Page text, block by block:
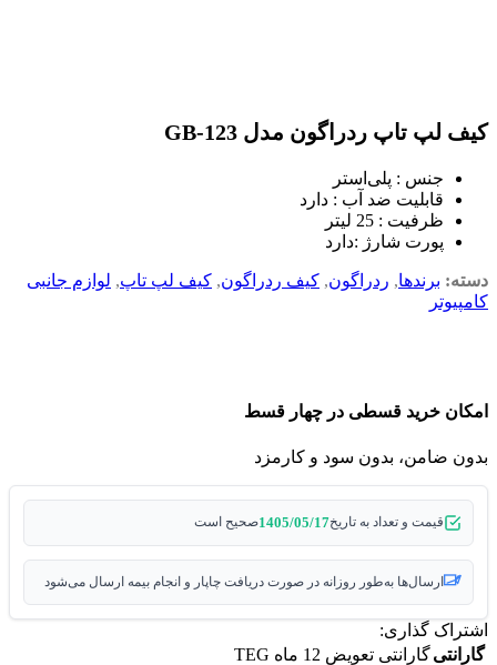
کیف لپ تاپ ردراگون مدل GB-123
جنس : پلی‌استر
قابلیت ضد آب : دارد
ظرفیت : 25 لیتر
پورت شارژ :دارد
دسته: برندها, ردراگون, کیف ردراگون, کیف لپ تاپ, لوازم جانبی
کامپیوتر
امکان خرید قسطی در چهار قسط
بدون ضامن، بدون سود و کارمزد
قیمت و تعداد به تاریخ1405/05/17صحیح است
ارسال‌ها به‌طور روزانه در صورت دریافت چاپار و انجام بیمه ارسال می‌شود
اشتراک گذاری:
گارانتیگارانتی تعویض 12 ماه TEG